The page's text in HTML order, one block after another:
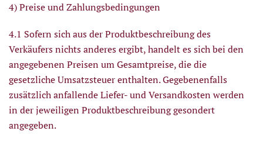
4) Preise und Zahlungsbedingungen
4.1 Sofern sich aus der Produktbeschreibung des
Verkäufers nichts anderes ergibt, handelt es sich bei den
angegebenen Preisen um Gesamtpreise, die die
gesetzliche Umsatzsteuer enthalten. Gegebenenfalls
zusätzlich anfallende Liefer- und Versandkosten werden
in der jeweiligen Produktbeschreibung gesondert
angegeben.